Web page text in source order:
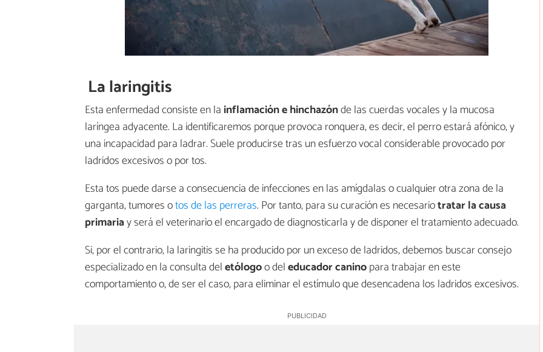
La laringitis
Esta enfermedad consiste en la inflamación e hinchazónde las cuerdas vocales y la mucosa
laríngea adyacente. La identificaremos porque provoca ronquera, es decir, el perro estará afónico, y
una incapacidad para ladrar. Suele producirse tras un esfuerzo vocal considerable provocado por
ladridos excesivos o por tos.
Esta tos puede darse a consecuencia de infecciones en las amígdalas o cualquier otra zona de la
garganta, tumores otos de las perreras. Por tanto, para su curación es necesariotratar la causa
primariay será el veterinario el encargado de diagnosticarla y de disponer el tratamiento adecuado.
Si, por el contrario, la laringitis se ha producido por un exceso de ladridos, debemos buscar consejo
especializado en la consulta deletólogoo deleducador caninopara trabajar en este
comportamiento o, de ser el caso, para eliminar el estímulo que desencadena los ladridos excesivos.